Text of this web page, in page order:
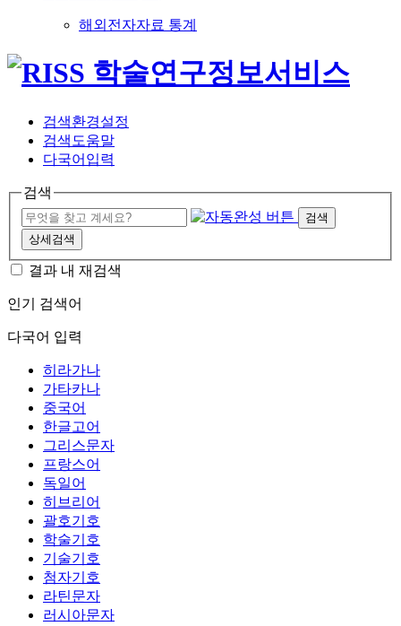
해외전자자료 통계
검색환경설정
검색도움말
다국어입력
검색
검색
상세검색
결과 내 재검색
인기 검색어
다국어 입력
히라가나
가타카나
중국어
한글고어
그리스문자
프랑스어
독일어
히브리어
괄호기호
학술기호
기술기호
첨자기호
라틴문자
러시아문자